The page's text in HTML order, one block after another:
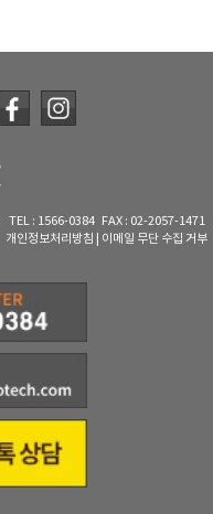
TEL : 1566-0384 FAX : 02-2057-1471
개인정보처리방침 이메일 무단 수집 거부